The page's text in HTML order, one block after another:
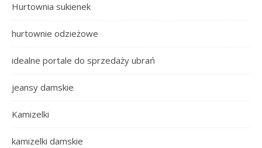
Hurtownia sukienek
hurtownie odzieżowe
idealne portale do sprzedaży ubrań
jeansy damskie
Kamizelki
kamizelki damskie